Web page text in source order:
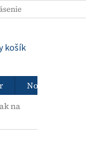
OSOBNÝCH ÚDAJOV
košík
Nový tovar
na